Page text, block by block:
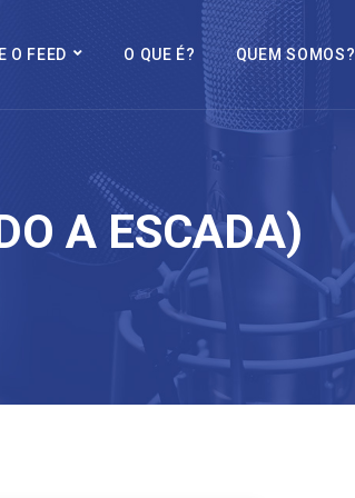
O FEED O QUE É? QUEM SOMOS?
A ESCADA)